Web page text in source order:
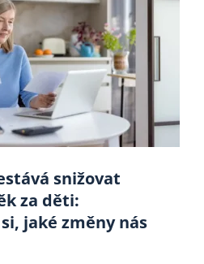
snižovat
za děti:
jaké změny nás